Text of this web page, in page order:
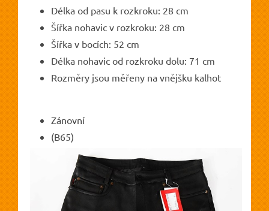
Délka od pasu k rozkroku: 28 cm
Šířka nohavic v rozkroku: 28 cm
Šířka v bocích: 52 cm
Délka nohavic od rozkroku dolu: 71 cm
Rozměry jsou měřeny na vnějšku kalhot
Zánovní
(B65)